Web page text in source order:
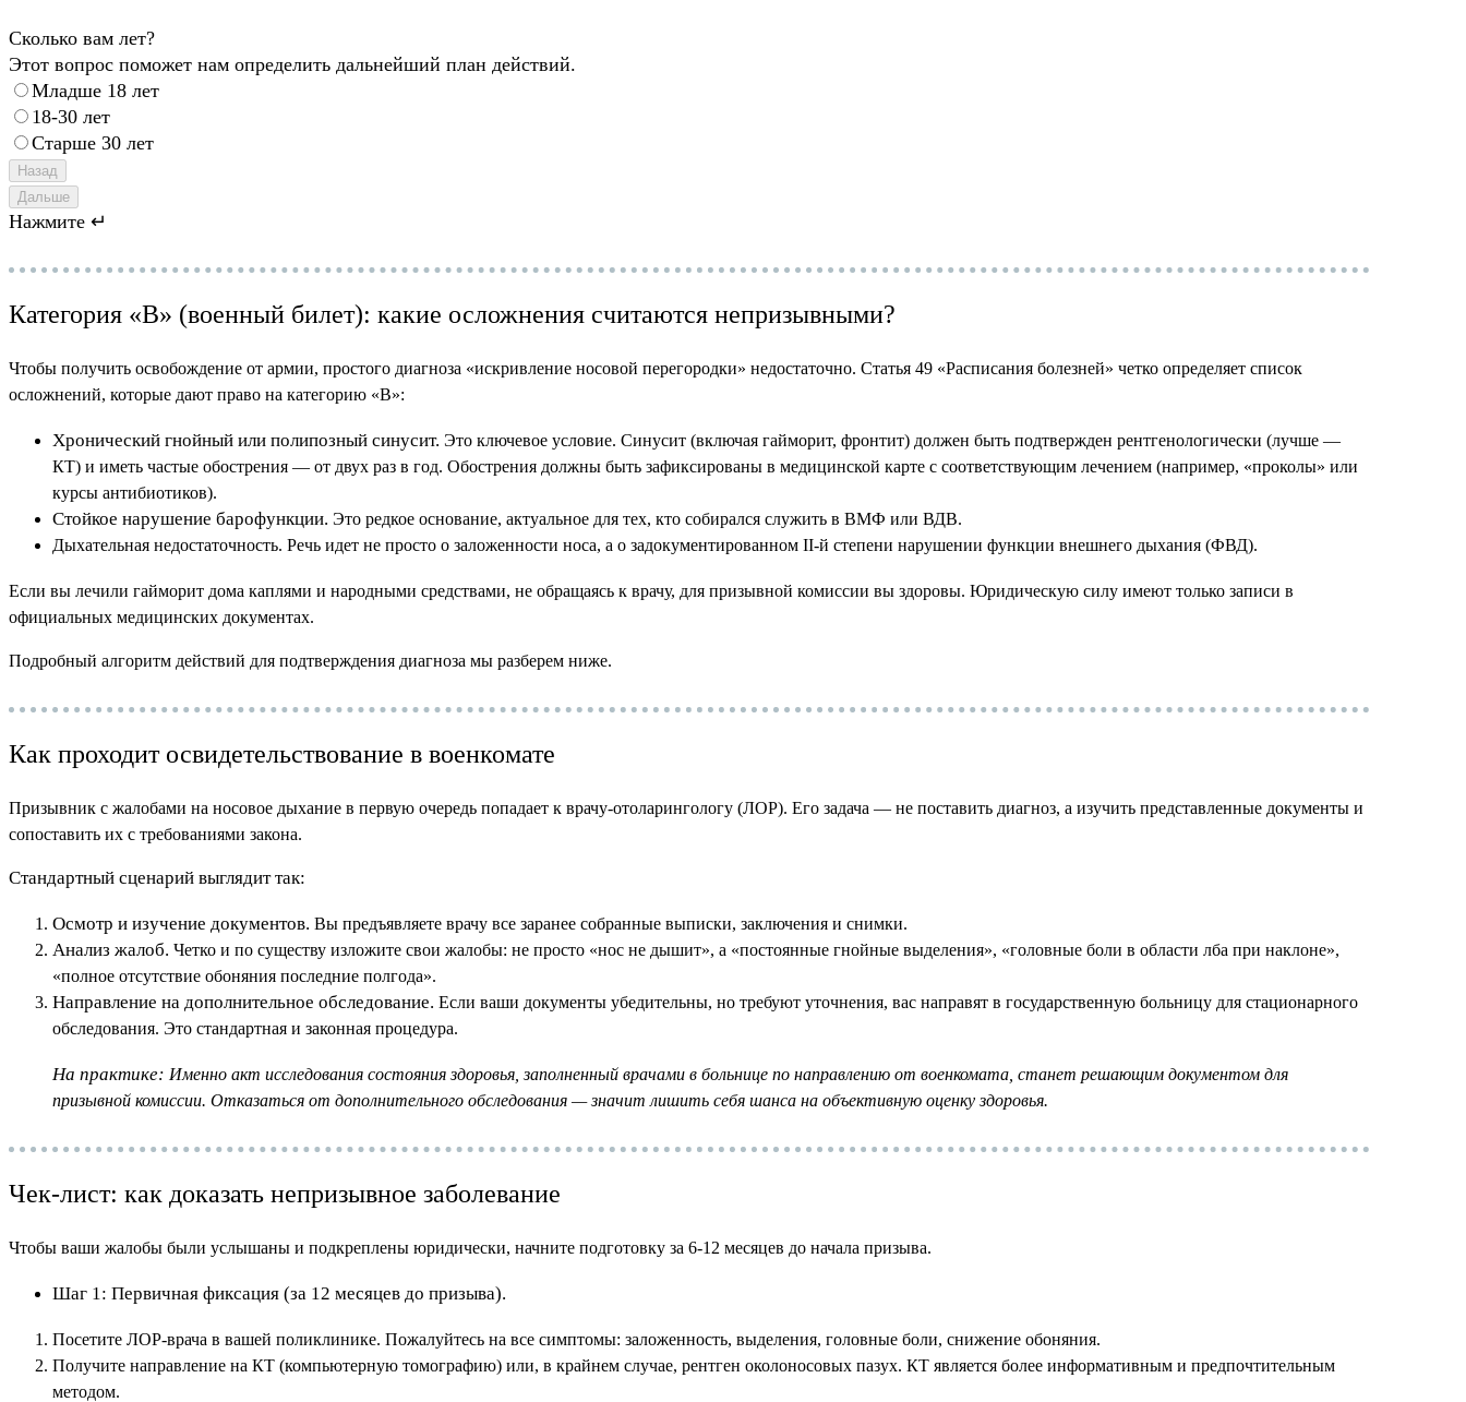
Сколько вам лет?
Этот вопрос поможет нам определить дальнейший план действий.
Младше 18 лет
18-30 лет
Старше 30 лет
Назад
Дальше
Нажмите ↵
Категория «В» (военный билет): какие осложнения считаются непризывными?
Чтобы получить освобождение от армии, простого диагноза «искривление носовой перегородки» недостаточно. Статья 49 «Расписания болезней» четко определяет список
осложнений, которые дают право на категорию «В»:
Хронический гнойный или полипозный синусит. Это ключевое условие. Синусит (включая гайморит, фронтит) должен быть подтвержден рентгенологически (лучше —
КТ) и иметь частые обострения — от двух раз в год. Обострения должны быть зафиксированы в медицинской карте с соответствующим лечением (например, «проколы» или
курсы антибиотиков).
Стойкое нарушение барофункции. Это редкое основание, актуальное для тех, кто собирался служить в ВМФ или ВДВ.
Дыхательная недостаточность. Речь идет не просто о заложенности носа, а о задокументированном II-й степени нарушении функции внешнего дыхания (ФВД).
Если вы лечили гайморит дома каплями и народными средствами, не обращаясь к врачу, для призывной комиссии вы здоровы. Юридическую силу имеют только записи в
официальных медицинских документах.
Подробный алгоритм действий для подтверждения диагноза мы разберем ниже.
Как проходит освидетельствование в военкомате
Призывник с жалобами на носовое дыхание в первую очередь попадает к врачу-отоларингологу (ЛОР). Его задача — не поставить диагноз, а изучить представленные документы и
сопоставить их с требованиями закона.
Стандартный сценарий выглядит так:
Осмотр и изучение документов. Вы предъявляете врачу все заранее собранные выписки, заключения и снимки.
Анализ жалоб. Четко и по существу изложите свои жалобы: не просто «нос не дышит», а «постоянные гнойные выделения», «головные боли в области лба при наклоне»,
«полное отсутствие обоняния последние полгода».
Направление на дополнительное обследование. Если ваши документы убедительны, но требуют уточнения, вас направят в государственную больницу для стационарного
обследования. Это стандартная и законная процедура.
На практике: Именно акт исследования состояния здоровья, заполненный врачами в больнице по направлению от военкомата, станет решающим документом для
призывной комиссии. Отказаться от дополнительного обследования — значит лишить себя шанса на объективную оценку здоровья.
Чек-лист: как доказать непризывное заболевание
Чтобы ваши жалобы были услышаны и подкреплены юридически, начните подготовку за 6-12 месяцев до начала призыва.
Шаг 1: Первичная фиксация (за 12 месяцев до призыва).
Посетите ЛОР-врача в вашей поликлинике. Пожалуйтесь на все симптомы: заложенность, выделения, головные боли, снижение обоняния.
Получите направление на КТ (компьютерную томографию) или, в крайнем случае, рентген околоносовых пазух. КТ является более информативным и предпочтительным
методом.